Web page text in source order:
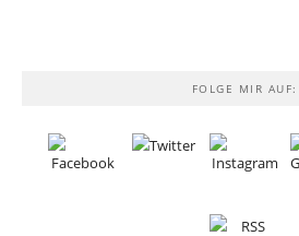
FOLGE MIR AUF: